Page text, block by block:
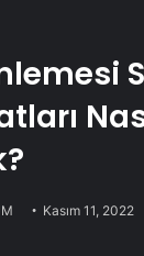
Kasım 11, 2022